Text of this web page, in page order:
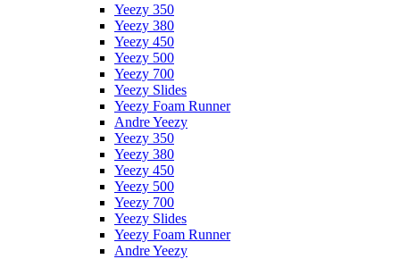
Yeezy 350
Yeezy 380
Yeezy 450
Yeezy 500
Yeezy 700
Yeezy Slides
Yeezy Foam Runner
Andre Yeezy
Yeezy 350
Yeezy 380
Yeezy 450
Yeezy 500
Yeezy 700
Yeezy Slides
Yeezy Foam Runner
Andre Yeezy